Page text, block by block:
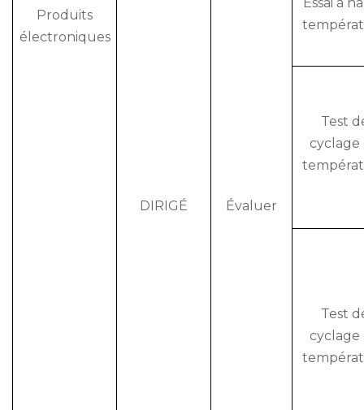
Produits
électroniques
DIRIGÉ Évaluer
Essai à
Test
cyclage
Test
cyclage